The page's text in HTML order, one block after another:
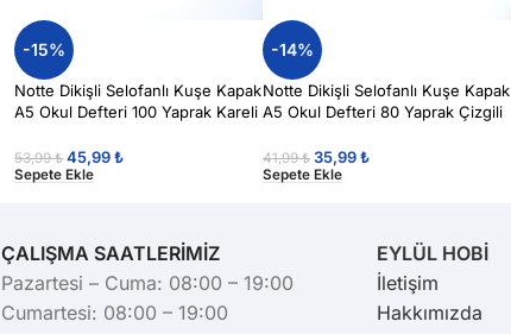
-15%
Notte Dikişli Selofanlı Kuşe Kapak
A5 Okul Defteri 100 Yaprak Kareli
53,99₺ 45,99₺
Sepete Ekle
-14%
Notte Dikişli Selofanlı Kuşe Kapak
A5 Okul Defteri 80 Yaprak Çizgili
41,99₺ 35,99₺
Sepete Ekle
ÇALIŞMA SAATLERİMİZ
Pazartesi – Cuma: 08:00 – 19:00
Cumartesi: 08:00 – 19:00
EYLÜL HOBİ
İletişim
Hakkımızda